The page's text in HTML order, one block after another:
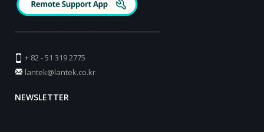
+ 82 - 51 319 2775
lantek@lantek.co.kr
NEWSLETTER